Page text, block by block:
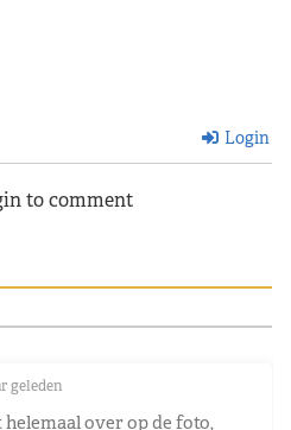
Login
to comment
geleden
over op de foto,